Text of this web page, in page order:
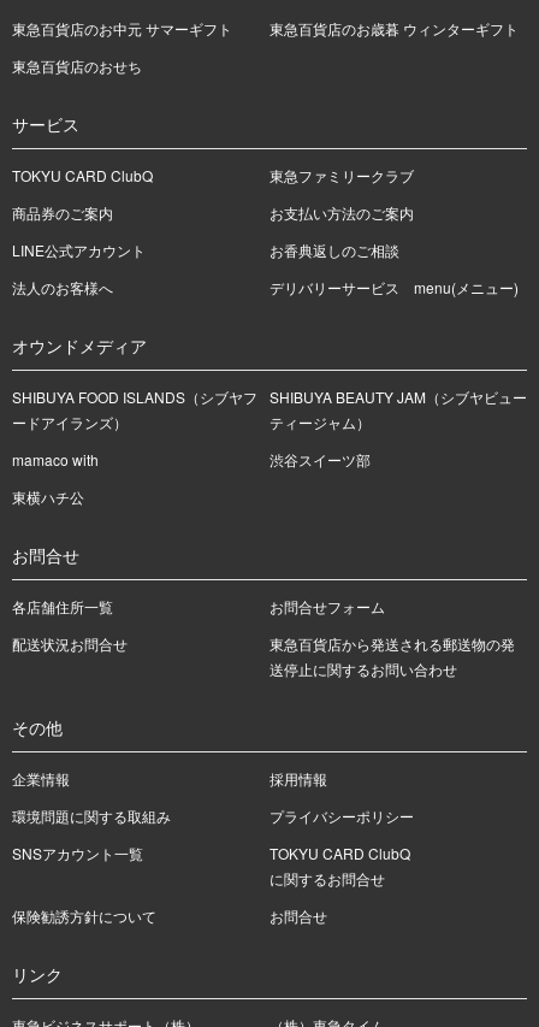
東急百貨店のお中元 サマーギフト
東急百貨店のお歳暮 ウィンターギフト
東急百貨店のおせち
サービス
TOKYU CARD ClubQ
東急ファミリークラブ
商品券のご案内
お支払い方法のご案内
LINE公式アカウント
お香典返しのご相談
法人のお客様へ
デリバリーサービス menu(メニュー)
オウンドメディア
SHIBUYA FOOD ISLANDS（シブヤフ
ードアイランズ）
SHIBUYA BEAUTY JAM（シブヤビュー
ティージャム）
mamaco with
渋谷スイーツ部
東横ハチ公
お問合せ
各店舗住所一覧
お問合せフォーム
配送状況お問合せ
東急百貨店から発送される郵送物の発
送停止に関するお問い合わせ
その他
企業情報
採用情報
環境問題に関する取組み
プライバシーポリシー
SNSアカウント一覧
TOKYU CARD ClubQ
に関するお問合せ
保険勧誘方針について
お問合せ
リンク